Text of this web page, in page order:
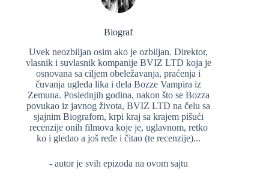
Biograf
Uvek neozbiljan osim ako je ozbiljan. Direktor,
vlasnik i suvlasnik kompanije BVIZ LTD koja je
osnovana sa ciljem obeležavanja, praćenja i
čuvanja ugleda lika i dela Bozze Vampira iz
Zemuna. Poslednjih godina, nakon što se Bozza
povukao iz javnog života, BVIZ LTD na čelu sa
sjajnim Biografom, krpi kraj sa krajem pišući
recenzije onih filmova koje je, uglavnom, retko
ko i gledao a još ređe i čitao (te recenzije)...
- autor je svih epizoda na ovom sajtu